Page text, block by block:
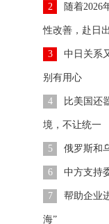
2 随着2026
性改善，赴日
3 中日关系
别有用心
4 比美国还
境，不让统一
5 俄罗斯和
6 中方支持
7 帮助企业
海”